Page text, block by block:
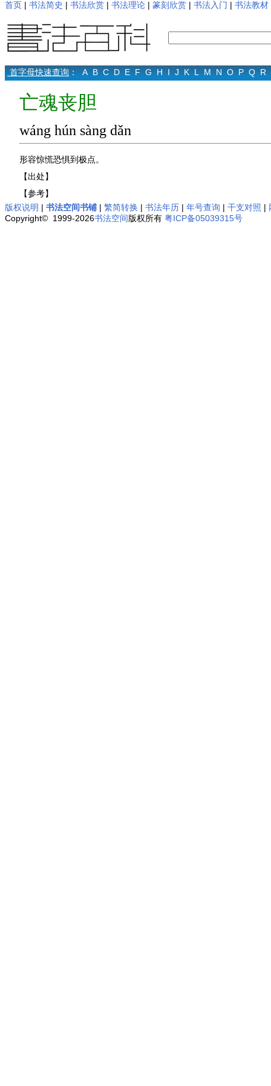
首页 | 书法简史 | 书法欣赏 | 书法理论 | 篆刻欣赏 | 书法入门 | 书法教材
首字母快速查询： A B C D E F G H I J K L M N O P Q R
亡魂丧胆
wáng hún sàng dǎn
形容惊慌恐惧到极点。
【出处】
【参考】
版权说明 | 书法空间书铺 | 繁简转换 | 书法年历 | 年号查询 | 干支对照 |
Copyright© 1999-2026书法空间版权所有 粤ICP备05039315号